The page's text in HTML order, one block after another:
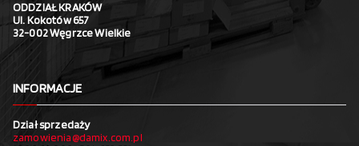
ODDZIAŁ KRAKÓW
Ul. Kokotów 657
32-002 Węgrzce Wielkie
INFORMACJE
Dział sprzedaży
zamowienia@damix.com.pl